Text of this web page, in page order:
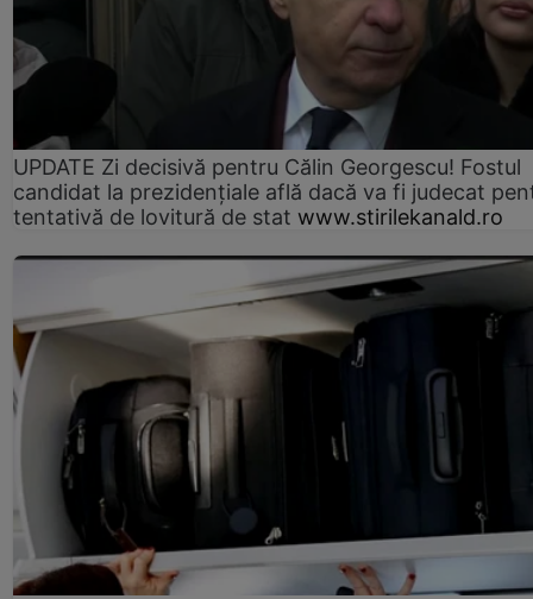
UPDATE Zi decisivă pentru Călin Georgescu! Fostul
candidat la prezidențiale află dacă va fi judecat
tentativă de lovitură de stat www.stirilekanald.ro